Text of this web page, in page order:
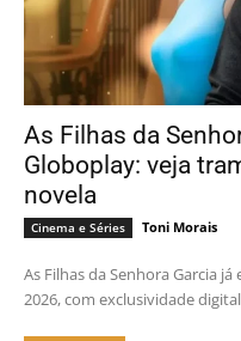
As Filhas da
Globoplay: veja
novela
Cinema e Séries Toni Morais
As Filhas da Senhora Garcia
2026, com exclusividade